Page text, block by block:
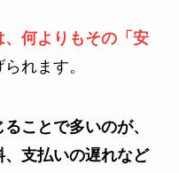
何よりもその「安
れます。
ことで多いのが、
支払いの遅れなど